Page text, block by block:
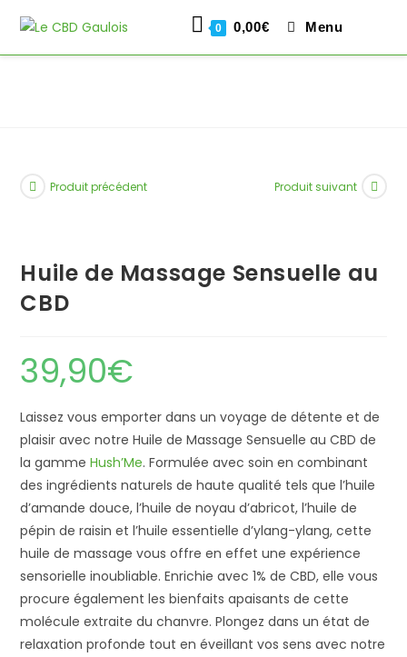
0 0,00€ Menu
Produit précédent Produit suivant
Huile de Massage Sensuelle au
CBD
39,90€
Laissez vous emporter dans un voyage de détente et de
plaisir avec notre Huile de Massage Sensuelle au CBD de
la gammeHush’Me. Formulée avec soin en combinant
des ingrédients naturels de haute qualité tels que l’huile
d’amande douce, l’huile de noyau d’abricot, l’huile de
pépin de raisin et l’huile essentielle d’ylang-ylang, cette
huile de massage vous offre en effet une expérience
sensorielle inoubliable. Enrichie avec 1% de CBD, elle vous
procure également les bienfaits apaisants de cette
molécule extraite du chanvre. Plongez dans un état de
relaxation profonde tout en éveillant vos sens avec notre